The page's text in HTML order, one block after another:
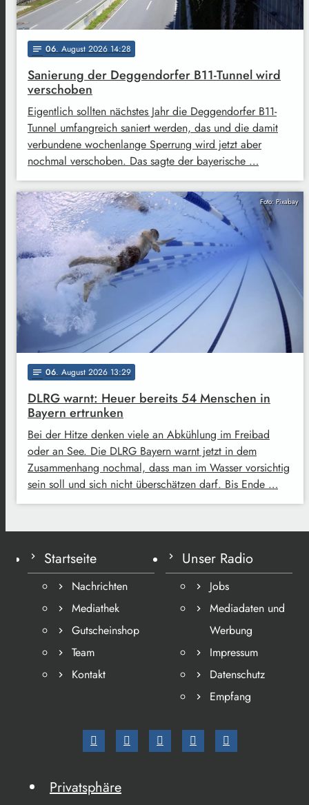
notes 06. August 2026 14:28
Sanierung der Deggendorfer B11-Tunnel wird
verschoben
Eigentlich sollten nächstes Jahr die Deggendorfer B11-
Tunnel umfangreich saniert werden, das und die damit
verbundene wochenlange Sperrung wird jetzt aber
nochmal verschoben. Das sagte der bayerische …
Foto: Pixabay
notes 06. August 2026 13:29
DLRG warnt: Heuer bereits 54 Menschen in
Bayern ertrunken
Bei der Hitze denken viele an Abkühlung im Freibad
oder an See. Die DLRG Bayern warnt jetzt in dem
Zusammenhang nochmal, dass man im Wasser vorsichtig
sein soll und sich nicht überschätzen darf. Bis Ende …
Startseite
Nachrichten
Mediathek
Gutscheinshop
Team
Kontakt
Unser Radio
Jobs
Mediadaten und
Werbung
Impressum
Datenschutz
Empfang
Privatsphäre